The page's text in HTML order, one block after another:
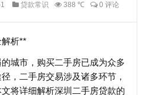
贷款常识 388 ℃ 0 评论
析**
城市，购买二手房已成为众多
，二手房交易涉及诸多环节，
将详细解析深圳二手房贷款的